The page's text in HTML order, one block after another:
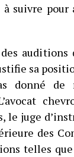
suivre pour
auditions
sa
donné de
le juge
des
telles